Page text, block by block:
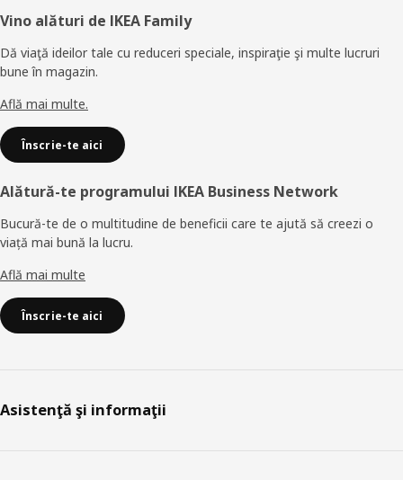
Subsol
Vino alături de IKEA Family
Dă viaţă ideilor tale cu reduceri speciale, inspiraţie şi multe lucruri
bune în magazin.
Află mai multe.
Înscrie-te aici
Alătură-te programului IKEA Business Network
Bucură-te de o multitudine de beneficii care te ajută să creezi o
viață mai bună la lucru.
Află mai multe
Înscrie-te aici
Asistenţă şi informaţii